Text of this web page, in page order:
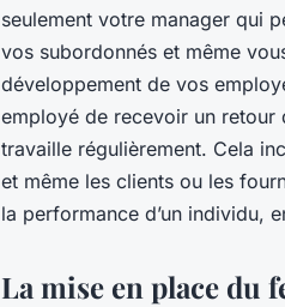
seulement votre manager qui
vos subordonnés et même
développement de vos
employé de recevoir un retour
travaille régulièrement. Cela
et même les clients ou les
la performance d’un individu,
La mise en place du